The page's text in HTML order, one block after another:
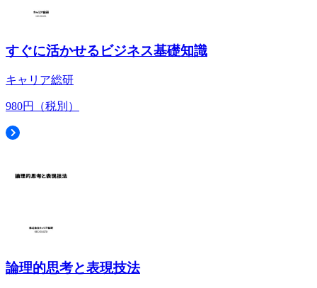
すぐに活かせるビジネス基礎知識
キャリア総研
980円（税別）
論理的思考と表現技法